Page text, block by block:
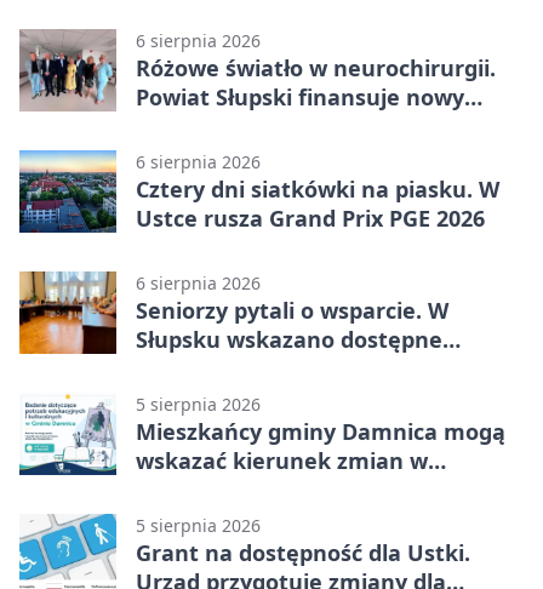
6 sierpnia 2026
Różowe światło w neurochirurgii.
Powiat Słupski finansuje nowy
6 sierpnia 2026
Cztery dni siatkówki na piasku. W
Ustce rusza Grand Prix PGE 2026
6 sierpnia 2026
Seniorzy pytali o wsparcie. W
Słupsku wskazano dostępne
5 sierpnia 2026
Mieszkańcy gminy Damnica mogą
wskazać kierunek zmian w
5 sierpnia 2026
Grant na dostępność dla Ustki.
Urząd przygotuje zmiany dla